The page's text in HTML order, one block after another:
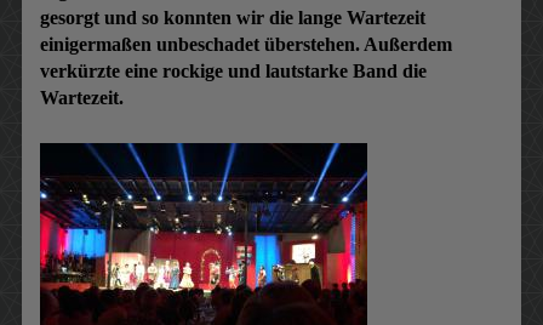
gesorgt und so konnten wir die lange Wartezeit
einigermaßen unbeschadet überstehen. Außerdem
verkürzte eine rockige und lautstarke Band die
Wartezeit.